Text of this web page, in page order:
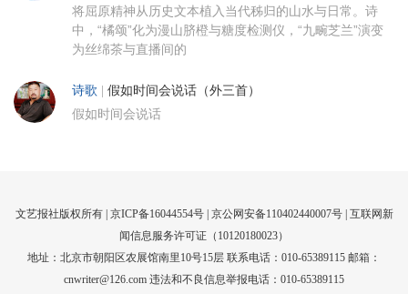
将屈原精神从历史文本植入当代秭归的山水与日常。诗
中，“橘颂”化为漫山脐橙与糖度检测仪，“九畹芝兰”演变
为丝绵茶与直播间的
诗歌 | 假如时间会说话（外三首）
假如时间会说话
文艺报社版权所有 | 京ICP备16044554号| 京公网安备110402440007号 | 互联网新
闻信息服务许可证（10120180023）
地址：北京市朝阳区农展馆南里10号15层 联系电话：010-65389115 邮箱：
cnwriter@126.com 违法和不良信息举报电话：010-65389115